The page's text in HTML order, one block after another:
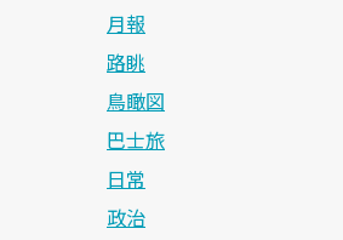
月報
路眺
鳥瞰図
巴士旅
日常
政治